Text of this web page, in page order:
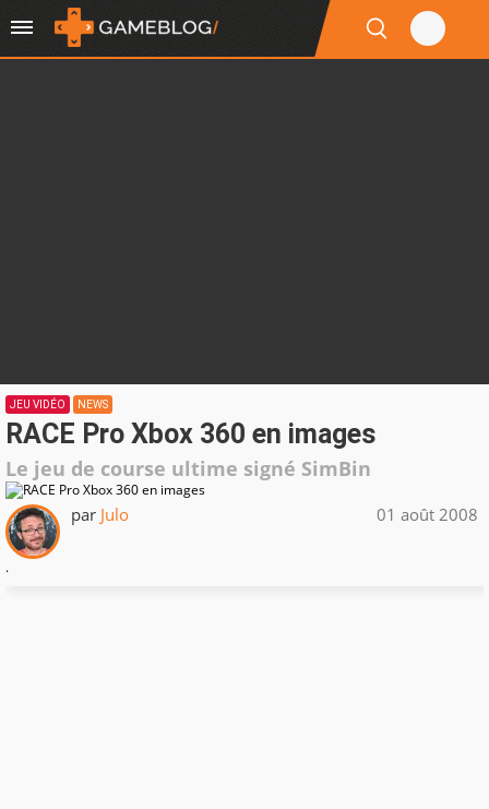
JEU VIDÉO NEWS
RACE Pro Xbox 360 en images
Le jeu de course ultime signé SimBin
par Julo 01 août 2008
.